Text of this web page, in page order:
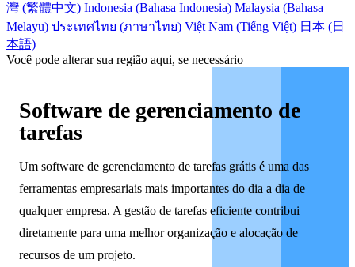
灣 (繁體中文) Indonesia (Bahasa Indonesia) Malaysia (Bahasa
Melayu) ประเทศไทย (ภาษาไทย) Việt Nam (Tiếng Việt) 日本 (日
本語)
Você pode alterar sua região aqui, se necessário
Software de gerenciamento de
tarefas
Um software de gerenciamento de tarefas grátis é uma das
ferramentas empresariais mais importantes do dia a dia de
qualquer empresa. A gestão de tarefas eficiente contribui
diretamente para uma melhor organização e alocação de
recursos de um projeto.